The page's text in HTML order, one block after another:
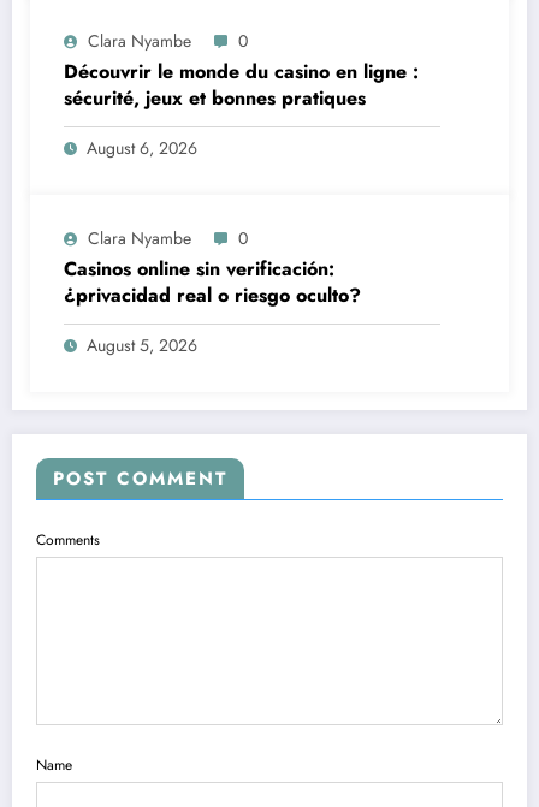
Clara Nyambe 0
Découvrir le monde du casino en ligne :
sécurité, jeux et bonnes pratiques
August 6, 2026
Clara Nyambe 0
Casinos online sin verificación:
¿privacidad real o riesgo oculto?
August 5, 2026
POST COMMENT
Comments
Name